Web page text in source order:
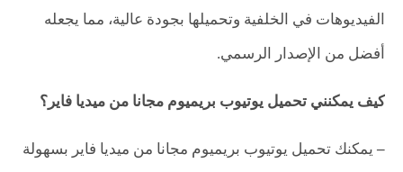
الفيديوهات في الخلفية وتحميلها بجودة عالية، مما يجعله
أفضل من الإصدار الرسمي.
كيف يمكنني تحميل يوتيوب بريميوم مجانا من ميديا فاير؟
– يمكنك تحميل يوتيوب بريميوم مجانا من ميديا فاير بسهولة